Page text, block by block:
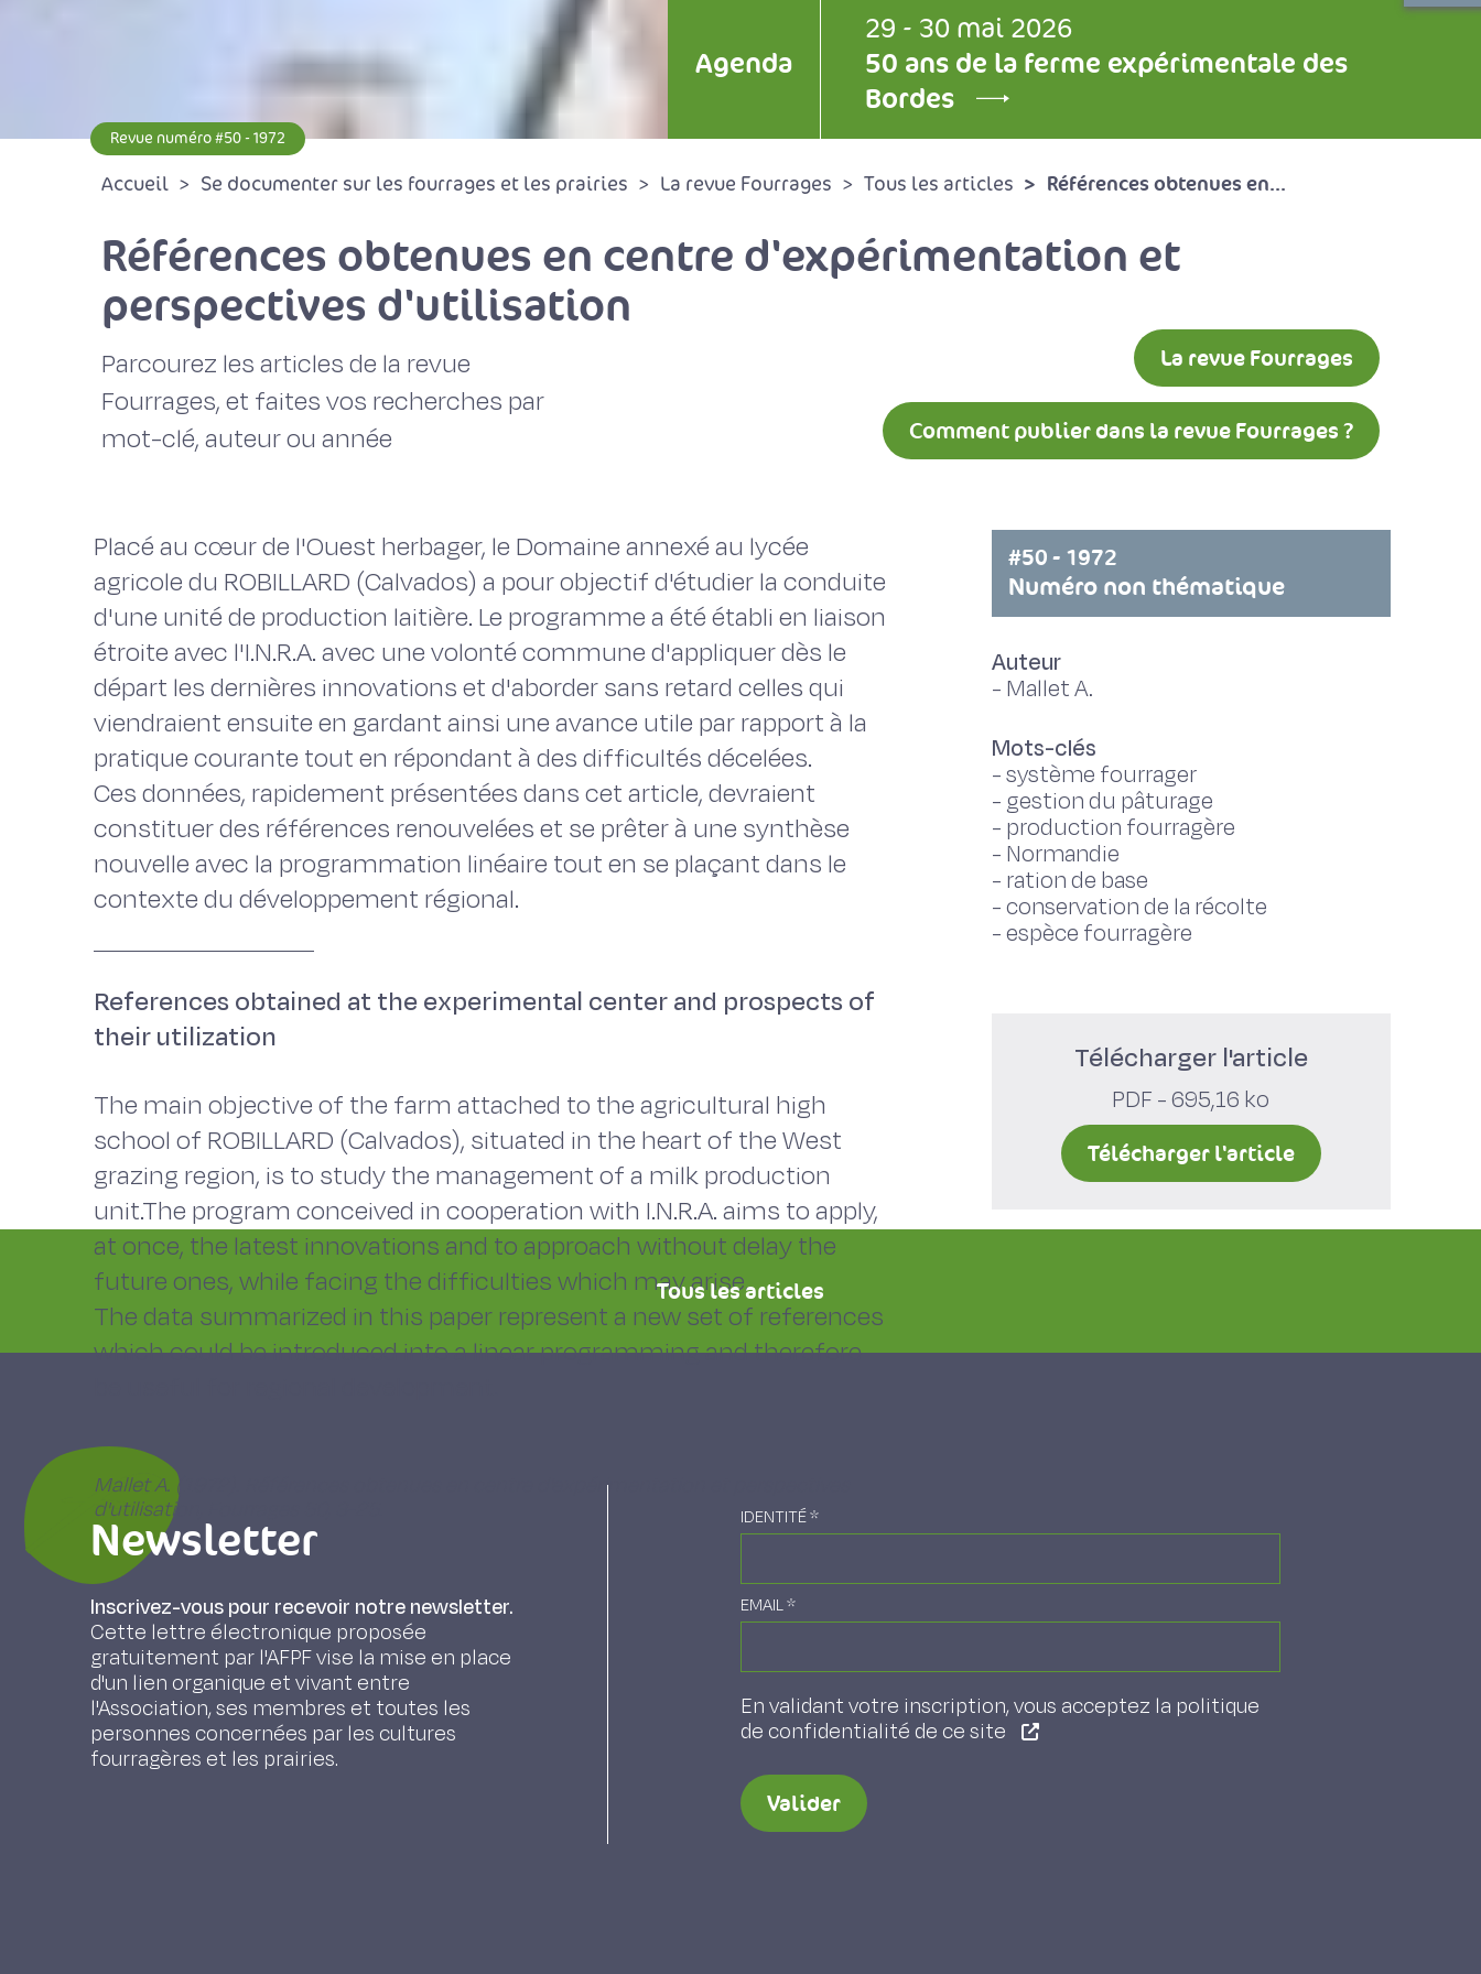
Agenda
29 - 30 mai 2026
50 ans de la ferme expérimentale des
Bordes
Revue numéro #50 - 1972
Accueil Se documenter sur les fourrages et les prairies La revue Fourrages Tous les articles Références obtenues en...
Références obtenues en centre d'expérimentation et
perspectives d'utilisation
Parcourez les articles de la revue
Fourrages, et faites vos recherches par
mot-clé, auteur ou année
La revue Fourrages
Comment publier dans la revue Fourrages ?
Placé au cœur de l'Ouest herbager, le Domaine annexé au lycée
agricole du ROBILLARD (Calvados) a pour objectif d'étudier la conduite
d'une unité de production laitière. Le programme a été établi en liaison
étroite avec l'I.N.R.A. avec une volonté commune d'appliquer dès le
départ les dernières innovations et d'aborder sans retard celles qui
viendraient ensuite en gardant ainsi une avance utile par rapport à la
pratique courante tout en répondant à des difficultés décelées.
Ces données, rapidement présentées dans cet article, devraient
constituer des références renouvelées et se prêter à une synthèse
nouvelle avec la programmation linéaire tout en se plaçant dans le
contexte du développement régional.
References obtained at the experimental center and prospects of
their utilization
The main objective of the farm attached to the agricultural high
school of ROBILLARD (Calvados), situated in the heart of the West
grazing region, is to study the management of a milk production
unit.The program conceived in cooperation with I.N.R.A. aims to apply,
at once, the latest innovations and to approach without delay the
future ones, while facing the difficulties which may arise.
The data summarized in this paper represent a new set of references
which could be introduced into a linear programming and therefore
Mallet A. (1972). Références obtenues en centre d'expérimentation et perspectives
d'utilisation, Fourrages 50, 3-25.
#50 - 1972
Numéro non thématique
Auteur
- Mallet A.
Mots-clés
-système fourrager
- gestion du pâturage
- production fourragère
- Normandie
- ration de base
-conservation de la récolte
-espèce fourragère
Télécharger l'article
PDF - 695,16 ko
Télécharger l'article
Tous les articles
Newsletter
Inscrivez-vous pour recevoir notre newsletter.
Cette lettre électronique proposée
gratuitement par l'AFPF vise la mise en place
d'un lien organique et vivant entre
l'Association, ses membres et toutes les
personnes concernées par les cultures
fourragères et les prairies.
IDENTITÉ*
EMAIL*
En validant votre inscription, vous acceptez la politique
de confidentialité de ce site
Valider